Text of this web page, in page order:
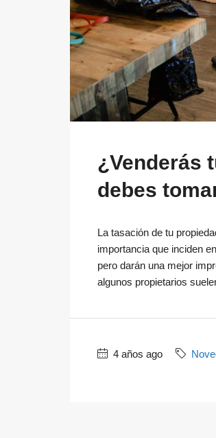
¿Venderás
debes
La tasación de tu
importancia que inciden
pero darán una mejor
algunos propietarios
4 años ago